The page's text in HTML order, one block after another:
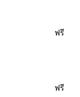
ฟรี
ฟรี